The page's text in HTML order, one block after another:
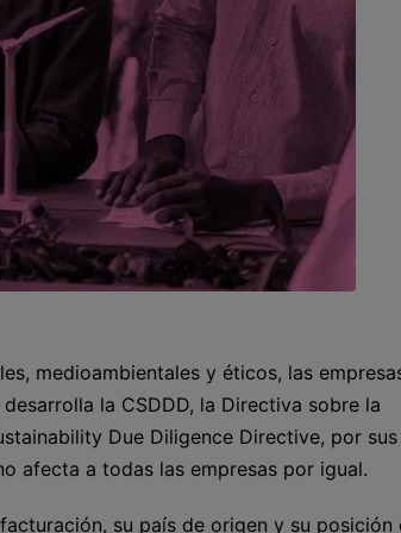
medioambientales y éticos, las
la CSDDD, la Directiva sobre la
Due Diligence Directive, por
afecta a todas las empresas por igual.
su país de origen y su posición